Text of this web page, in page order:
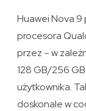
Huawei Nova
procesora
przez – w
128 GB/256
użytkownika.
doskonale w